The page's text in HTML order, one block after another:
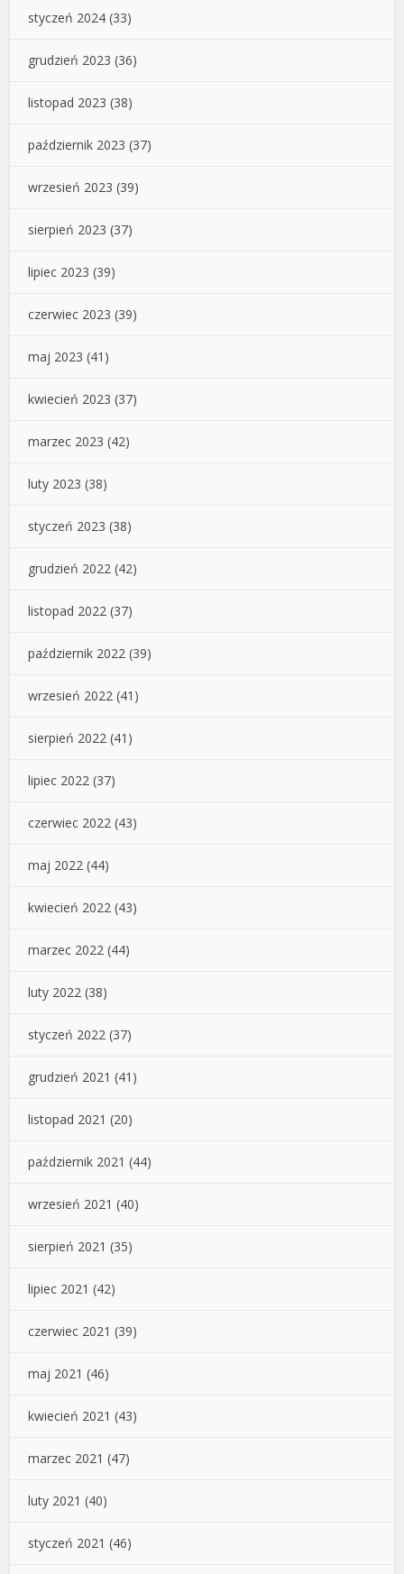
styczeń 2024 (33)
grudzień 2023 (36)
listopad 2023 (38)
październik 2023 (37)
wrzesień 2023 (39)
sierpień 2023 (37)
lipiec 2023 (39)
czerwiec 2023 (39)
maj 2023 (41)
kwiecień 2023 (37)
marzec 2023 (42)
luty 2023 (38)
styczeń 2023 (38)
grudzień 2022 (42)
listopad 2022 (37)
październik 2022 (39)
wrzesień 2022 (41)
sierpień 2022 (41)
lipiec 2022 (37)
czerwiec 2022 (43)
maj 2022 (44)
kwiecień 2022 (43)
marzec 2022 (44)
luty 2022 (38)
styczeń 2022 (37)
grudzień 2021 (41)
listopad 2021 (20)
październik 2021 (44)
wrzesień 2021 (40)
sierpień 2021 (35)
lipiec 2021 (42)
czerwiec 2021 (39)
maj 2021 (46)
kwiecień 2021 (43)
marzec 2021 (47)
luty 2021 (40)
styczeń 2021 (46)